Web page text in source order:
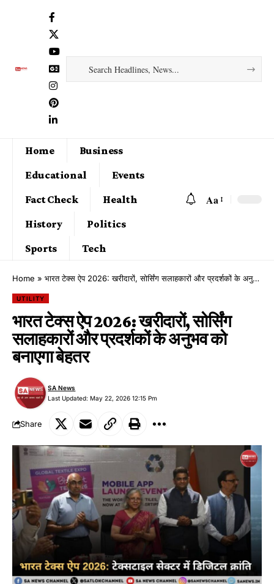
Home
Business
Educational
Events
Fact Check
Health
History
Politics
Sports
Tech
Aa
Home » भारत टेक्स ऐप 2026: खरीदारों, सोर्सिंग सलाहकारों और प्रदर्शकों के अनुभव को बनाएगा बेहतर
UTILITY
भारत टेक्स ऐप 2026: खरीदारों, सोर्सिंग
सलाहकारों और प्रदर्शकों के अनुभव को
बनाएगा बेहतर
Last Updated: May 22, 2026 12:15 Pm
SA News
Share